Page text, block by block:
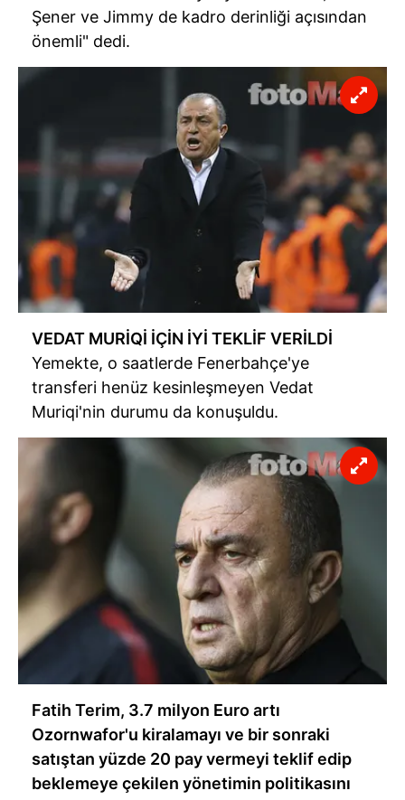
Şener ve Jimmy de kadro derinliği açısından
önemli" dedi.
VEDAT MURİQİ İÇİN İYİ TEKLİF VERİLDİ
Yemekte, o saatlerde Fenerbahçe'ye
transferi henüz kesinleşmeyen Vedat
Muriqi'nin durumu da konuşuldu.
Fatih Terim, 3.7 milyon Euro artı
Ozornwafor'u kiralamayı ve bir sonraki
satıştan yüzde 20 pay vermeyi teklif edip
beklemeye çekilen yönetimin politikasını